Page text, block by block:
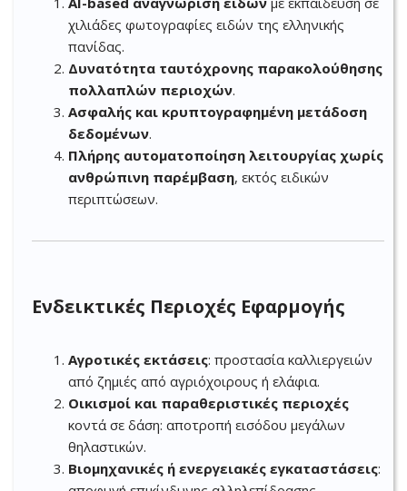
χιλιάδες φωτογραφίες ειδών της ελληνικής
πανίδας.
Δυνατότητα ταυτόχρονης παρακολούθησης
πολλαπλών περιοχών.
Ασφαλής και κρυπτογραφημένη μετάδοση
δεδομένων.
Πλήρης αυτοματοποίηση λειτουργίας χωρίς
ανθρώπινη παρέμβαση, εκτός ειδικών
περιπτώσεων.
Ενδεικτικές Περιοχές Εφαρμογής
Αγροτικές εκτάσεις: προστασία καλλιεργειών
από ζημιές από αγριόχοιρους ή ελάφια.
Οικισμοί και παραθεριστικές περιοχές
κοντά σε δάση: αποτροπή εισόδου μεγάλων
θηλαστικών.
Βιομηχανικές ή ενεργειακές εγκαταστάσεις: